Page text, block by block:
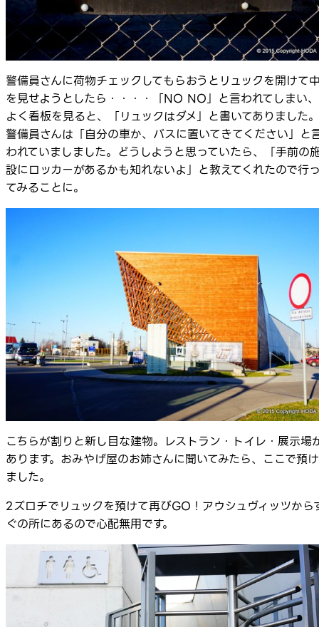
警備員さんに荷物チェックしてもらおうとリュックを開けて
を見せようとしたら・・・・「NO NO」と言われてしまい、
よく看板を見ると、「リュックはダメ」と書いてありました。
警備員さんは「自分の車か、バスに置いてきてください」と
われていましました。どうしようと思っていたら、「手前の
設にロッカーがあるかも知れないよ」と教えてくれたので行
てみることに。
こちらが割りと新し目な建物。レストラン・トイレ・展示場
あります。おみやげ屋のお姉さんに聞いてみたら、ここで預け
ました。
2ズロチでリュックを預けて再びGO！アウシュヴィッツから
ぐの所にあるので心配無用です。